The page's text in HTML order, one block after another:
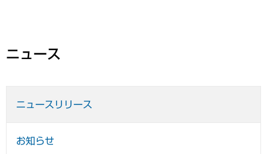
ニュース
ニュースリリース
お知らせ